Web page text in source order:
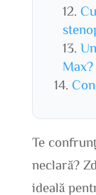
Max?
Te
neclară?
ideală